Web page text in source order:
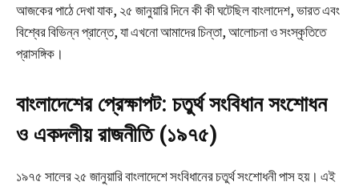
আজকের পাঠে দেখা যাক, ২৫ জানুয়ারি দিনে কী কী ঘটেছিল বাংলাদেশ, ভারত এবং
বিশ্বের বিভিন্ন প্রান্তে, যা এখনো আমাদের চিন্তা, আলোচনা ও সংস্কৃতিতে
প্রাসঙ্গিক।
বাংলাদেশের প্রেক্ষাপট: চতুর্থ সংবিধান সংশোধন
ও একদলীয় রাজনীতি (১৯৭৫)
১৯৭৫ সালের ২৫ জানুয়ারি বাংলাদেশে সংবিধানের চতুর্থ সংশোধনী পাস হয়। এই